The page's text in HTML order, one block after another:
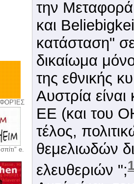
e.
την
και
κατάσταση"
δικαίωμα
της εθνικής
Αυστρία
ΕΕ (και του
τέλος,
θεμελιωδών
ελευθεριών ";1